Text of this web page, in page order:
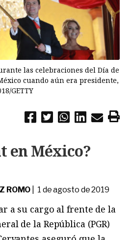
las celebraciones del Día de
cuando aún era presidente,
GETTY
en México?
ROMO | 1 de agosto de 2019
a su cargo al frente de la
de la República (PGR)